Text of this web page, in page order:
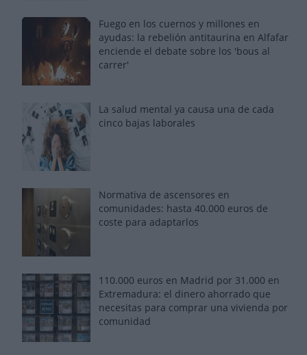
Fuego en los cuernos y millones en
ayudas: la rebelión antitaurina en Alfafar
enciende el debate sobre los 'bous al
carrer'
La salud mental ya causa una de cada
cinco bajas laborales
Normativa de ascensores en
comunidades: hasta 40.000 euros de
coste para adaptarlos
110.000 euros en Madrid por 31.000 en
Extremadura: el dinero ahorrado que
necesitas para comprar una vivienda por
comunidad